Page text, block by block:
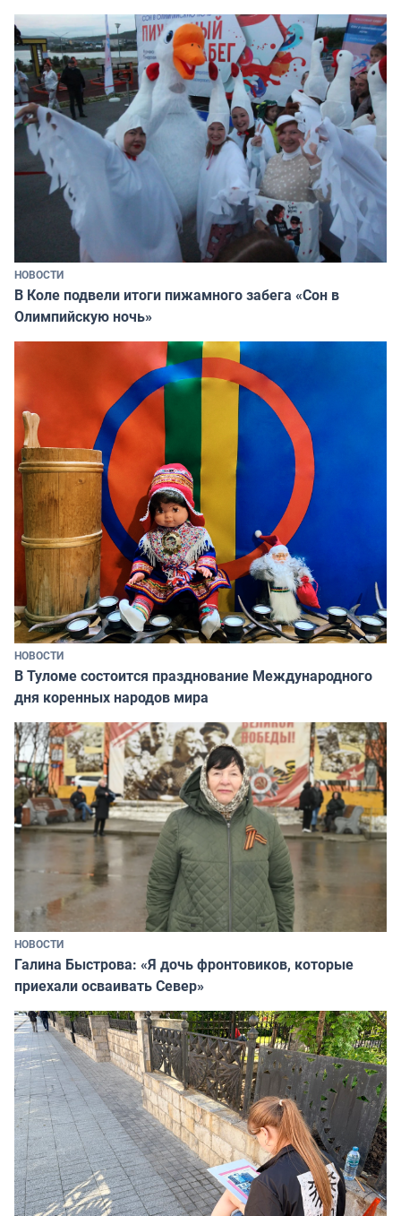
НОВОСТИ
В Коле подвели итоги пижамного забега «Сон в
Олимпийскую ночь»
НОВОСТИ
В Туломе состоится празднование Международного
дня коренных народов мира
НОВОСТИ
Галина Быстрова: «Я дочь фронтовиков, которые
приехали осваивать Север»